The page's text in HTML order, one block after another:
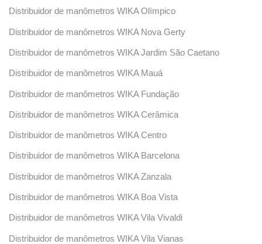
Distribuidor de manômetros WIKA Olímpico
Distribuidor de manômetros WIKA Nova Gerty
Distribuidor de manômetros WIKA Jardim São Caetano
Distribuidor de manômetros WIKA Mauá
Distribuidor de manômetros WIKA Fundação
Distribuidor de manômetros WIKA Cerâmica
Distribuidor de manômetros WIKA Centro
Distribuidor de manômetros WIKA Barcelona
Distribuidor de manômetros WIKA Zanzala
Distribuidor de manômetros WIKA Boa Vista
Distribuidor de manômetros WIKA Vila Vivaldi
Distribuidor de manômetros WIKA Vila Vianas